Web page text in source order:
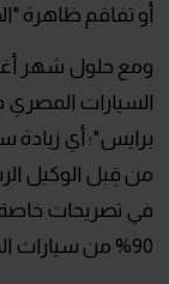
أو تفاقم ظاهرة
ومع حلول شهر
السيارات
برايس"؛ أي زيادة
من قِبل الوكيل
في تصريحات خاصة
90% من سيارات السوق المصري.